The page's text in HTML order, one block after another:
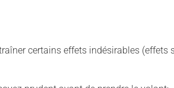
certains effets indésirables (effets